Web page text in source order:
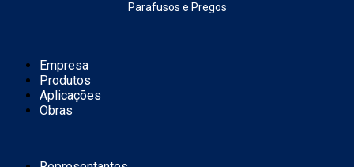
Parafusos e Pregos
Empresa
Produtos
Aplicações
Obras